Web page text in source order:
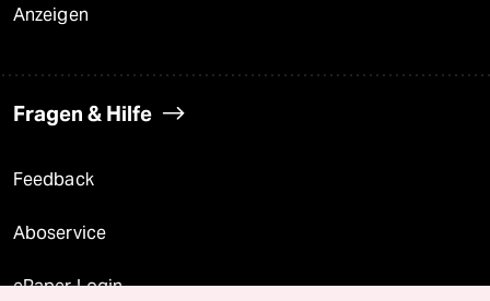
Anzeigen
Fragen & Hilfe
Feedback
Aboservice
ePaper Login